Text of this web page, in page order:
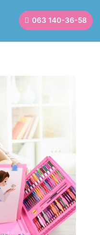
063 140-36-58